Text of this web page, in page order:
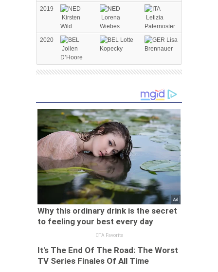
2019
Kirsten
Wild
Lorena
Wiebes
Letizia
Paternoster
2020
Jolien
D’Hoore
Lotte
Kopecky
Lisa
Brennauer